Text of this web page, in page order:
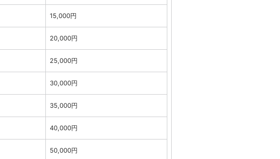
15,000円
20,000円
25,000円
30,000円
35,000円
40,000円
50,000円